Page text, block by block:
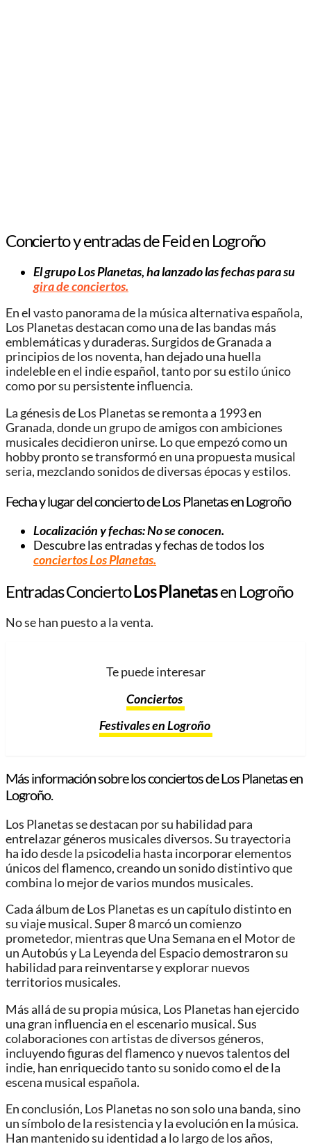
Concierto y entradas de Feid en Logroño
El grupo Los Planetas, ha lanzado las fechas para su
gira de conciertos.
En el vasto panorama de la música alternativa española,
Los Planetas destacan como una de las bandas más
emblemáticas y duraderas. Surgidos de Granada a
principios de los noventa, han dejado una huella
indeleble en el indie español, tanto por su estilo único
como por su persistente influencia.
La génesis de Los Planetas se remonta a 1993 en
Granada, donde un grupo de amigos con ambiciones
musicales decidieron unirse. Lo que empezó como un
hobby pronto se transformó en una propuesta musical
seria, mezclando sonidos de diversas épocas y estilos.
Fecha y lugar del concierto de Los Planetas en Logroño
Localización y fechas: No se conocen.
Descubre las entradas y fechas de todos los
conciertos Los Planetas.
Entradas ConciertoLos Planetasen Logroño
No se han puesto a la venta.
Te puede interesar
Conciertos
Festivales en Logroño
Más información sobre los conciertos de Los Planetas en
Logroño.
Los Planetas se destacan por su habilidad para
entrelazar géneros musicales diversos. Su trayectoria
ha ido desde la psicodelia hasta incorporar elementos
únicos del flamenco, creando un sonido distintivo que
combina lo mejor de varios mundos musicales.
Cada álbum de Los Planetas es un capítulo distinto en
su viaje musical. Super 8 marcó un comienzo
prometedor, mientras que Una Semana en el Motor de
un Autobús y La Leyenda del Espacio demostraron su
habilidad para reinventarse y explorar nuevos
territorios musicales.
Más allá de su propia música, Los Planetas han ejercido
una gran influencia en el escenario musical. Sus
colaboraciones con artistas de diversos géneros,
incluyendo figuras del flamenco y nuevos talentos del
indie, han enriquecido tanto su sonido como el de la
escena musical española.
En conclusión, Los Planetas no son solo una banda, sino
un símbolo de la resistencia y la evolución en la música.
Han mantenido su identidad a lo largo de los años,